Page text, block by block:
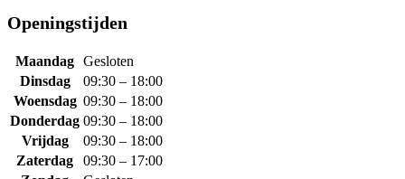
Openingstijden
Maandag Gesloten
Dinsdag
09:30 – 18:00
Woensdag 09:30 – 18:00
Donderdag 09:30 – 18:00
Vrijdag
09:30 – 18:00
Zaterdag
09:30 – 17:00